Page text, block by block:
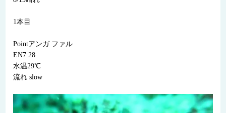
1本目
Pointアンガ ファル
EN7:28
水温29℃
流れ slow